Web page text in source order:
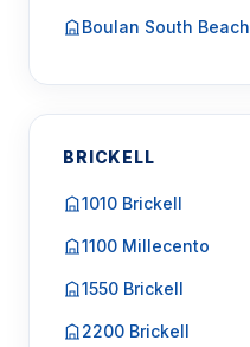
Boulan South Beach
BRICKELL
1010 Brickell
1100 Millecento
1550 Brickell
2200 Brickell